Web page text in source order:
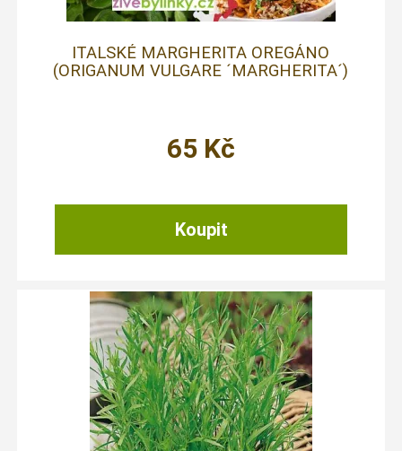
ITALSKÉ MARGHERITA OREGÁNO
(ORIGANUM VULGARE ´MARGHERITA´)
65 Kč